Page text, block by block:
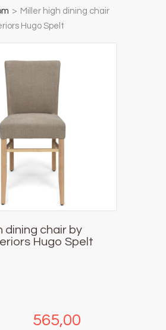
> Miller high dining chair
Hugo Spelt
dining chair by
Hugo Spelt
565,00